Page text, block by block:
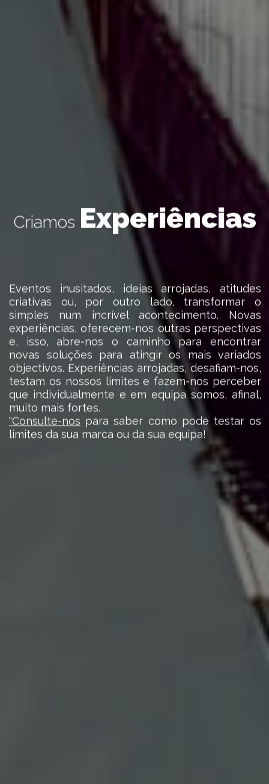
Criamos Experiências
Eventos inusitados, ideias arrojadas, atitudes
criativas ou, por outro lado, transformar o
simples num incrível acontecimento. Novas
experiências, oferecem-nos outras perspectivas
e, isso, abre-nos o caminho para encontrar
novas soluções para atingir os mais variados
objectivos. Experiências arrojadas, desafiam-nos,
testam os nossos limites e fazem-nos perceber
que individualmente e em equipa somos, afinal,
muito mais fortes.
"Consulte-nos para saber como pode testar os
limites da sua marca ou da sua equipa!